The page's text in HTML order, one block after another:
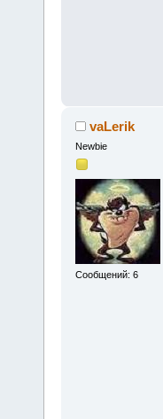
vaLerik
Newbie
Сообщений: 6